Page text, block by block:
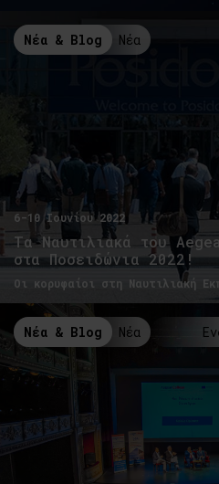
Νέα & Blog Νέα
6-10 Ιουνίου 2022
Τα Ναυτιλιακά του
στα Ποσειδώνια 2022!
Οι κορυφαίοι στη Ναυτιλιακή
Νέα & Blog Νέα